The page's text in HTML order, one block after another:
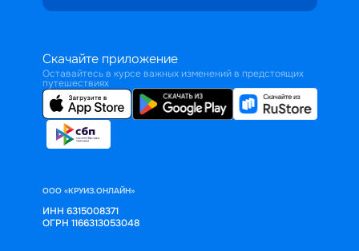
Скачайте приложение
Оставайтесь в курсе важных изменений в предстоящих
путешествиях
ООО «КРУИЗ.ОНЛАЙН»
ИНН 6315008371
ОГРН 1166313053048